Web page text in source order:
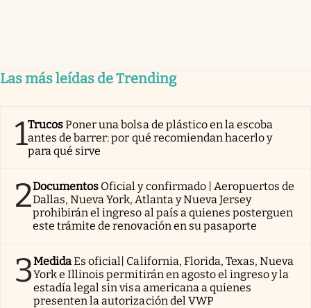
Las más leídas de Trending
1TrucosPoner una bolsa de plástico en la escoba
antes de barrer: por qué recomiendan hacerlo y
para qué sirve
2Documentos Oficial y confirmado | Aeropuertos de
Dallas, Nueva York, Atlanta y Nueva Jersey
prohibirán el ingreso al país a quienes posterguen
este trámite de renovación en su pasaporte
3MedidaEs oficial| California, Florida, Texas, Nueva
York e Illinois permitirán en agosto el ingreso y la
estadía legal sin visa americana a quienes
presenten la autorización del VWP